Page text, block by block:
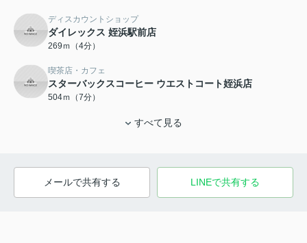
ディスカウントショップ
ダイレックス 姪浜駅前店
269ｍ（4分）
喫茶店・カフェ
スターバックスコーヒー ウエストコート姪浜店
504ｍ（7分）
すべて見る
メールで共有する LINEで共有する